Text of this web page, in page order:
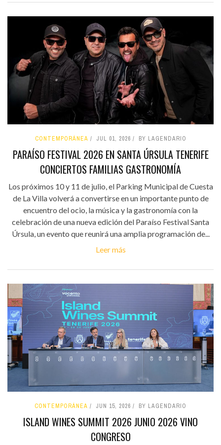
CONTEMPORÁNEA JUL 01, 2026 BY LAGENDARIO
PARAÍSO FESTIVAL 2026 EN SANTA ÚRSULA TENERIFE
CONCIERTOS FAMILIAS GASTRONOMÍA
Los próximos 10 y 11 de julio, el Parking Municipal de Cuesta
de La Villa volverá a convertirse en un importante punto de
encuentro del ocio, la música y la gastronomía con la
celebración de una nueva edición del Paraíso Festival Santa
Úrsula, un evento que reunirá una amplia programación de...
Leer más
CONTEMPORÁNEA JUN 15, 2026 BY LAGENDARIO
ISLAND WINES SUMMIT 2026 JUNIO 2026 VINO
CONGRESO